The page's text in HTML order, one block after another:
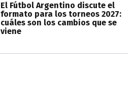
El Fútbol Argentino discute el
formato para los torneos 2027:
cuáles son los cambios que se
viene